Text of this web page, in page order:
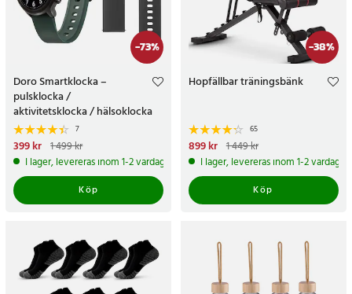
-73%
Doro Smartklocka –
pulsklocka /
aktivitetsklocka / hälsoklocka
med pekskärm för seniorer
7
Nuvarande pris
pris:1 499 kr
399 kr 1 499 kr
I lager, levereras inom 1-2 vardagar
Köp
-38%
Hopfällbar träningsbänk
65
Nuvarande pris
pris:1 449 kr
899 kr 1 449 kr
I lager, levereras inom 1-2 vardagar
Köp